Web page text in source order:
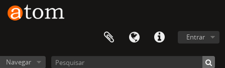
Entrar
Navegar